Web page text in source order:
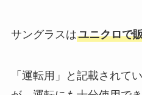
サングラスはユニクロで
「運転用」と記載されて